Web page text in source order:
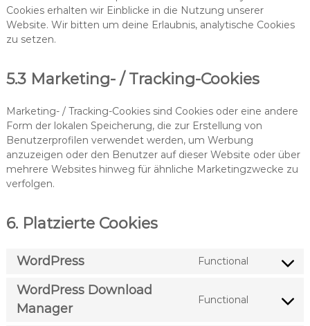
Cookies erhalten wir Einblicke in die Nutzung unserer
Website. Wir bitten um deine Erlaubnis, analytische Cookies
zu setzen.
5.3 Marketing- / Tracking-Cookies
Marketing- / Tracking-Cookies sind Cookies oder eine andere
Form der lokalen Speicherung, die zur Erstellung von
Benutzerprofilen verwendet werden, um Werbung
anzuzeigen oder den Benutzer auf dieser Website oder über
mehrere Websites hinweg für ähnliche Marketingzwecke zu
verfolgen.
6. Platzierte Cookies
WordPress Functional
WordPress Download
Manager
Functional